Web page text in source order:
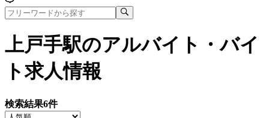
上戸手駅のアルバイト・バイ
ト求人情報
検索結果6件